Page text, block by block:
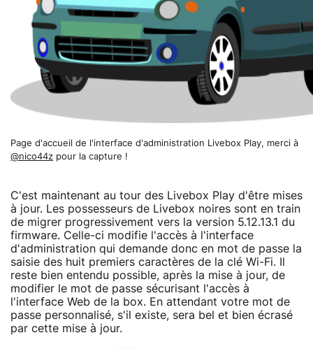
Page d'accueil de l'interface d'administration Livebox Play, merci à
@nico44z pour la capture !
C'est maintenant au tour des Livebox Play d'être mises
à jour. Les possesseurs de Livebox noires sont en train
de migrer progressivement vers la version 5.12.13.1 du
firmware. Celle-ci modifie l'accès à l'interface
d'administration qui demande donc en mot de passe la
saisie des huit premiers caractères de la clé Wi-Fi. Il
reste bien entendu possible, après la mise à jour, de
modifier le mot de passe sécurisant l'accès à
l'interface Web de la box. En attendant votre mot de
passe personnalisé, s'il existe, sera bel et bien écrasé
par cette mise à jour.